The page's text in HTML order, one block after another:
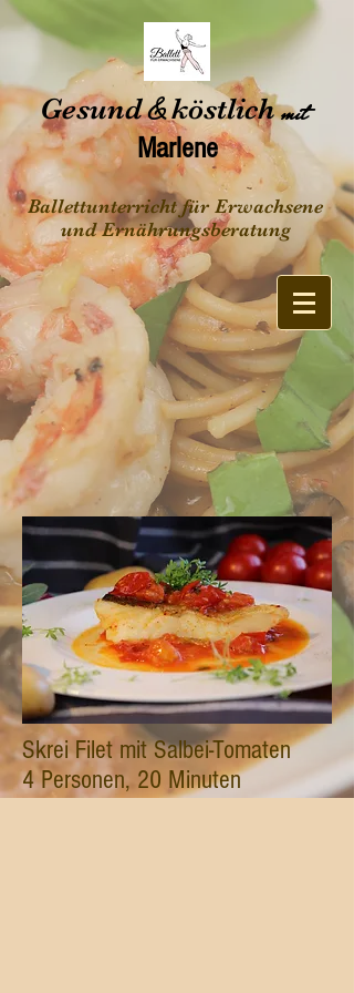
Gesund&köstlichmit
Marlene
Ballettunterricht für Erwachsene
und Ernährungsberatung
Skrei Filet mit Salbei-Tomaten
4 Personen, 20 Minuten